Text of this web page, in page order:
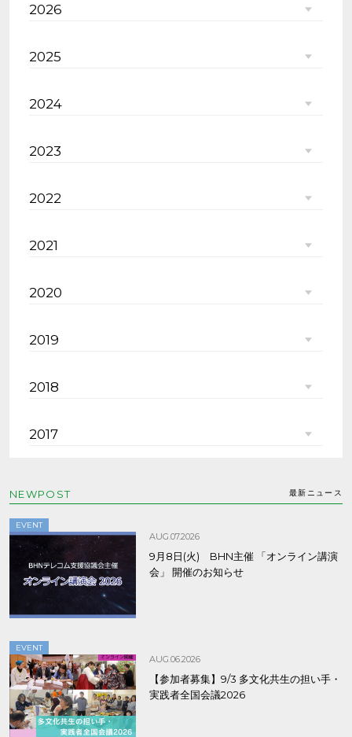
2026
2025
2024
2023
2022
2021
2020
2019
2018
2017
NEWPOST 最新ニュース
EVENT
AUG.07.2026
9月8日(火) BHN主催 「オンライン講演
会」 開催のお知らせ
EVENT
AUG.06.2026
【参加者募集】9/3 多文化共生の担い手・
実践者全国会議2026